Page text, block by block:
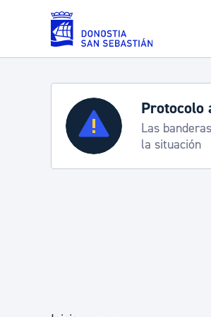
Saltar al contenido principal
Servicios
Padrón y asuntos
Protocolo
Las
la situación